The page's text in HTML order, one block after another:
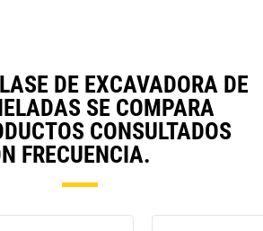
DE EXCAVADORA DE
SE COMPARA
CONSULTADOS
FRECUENCIA.